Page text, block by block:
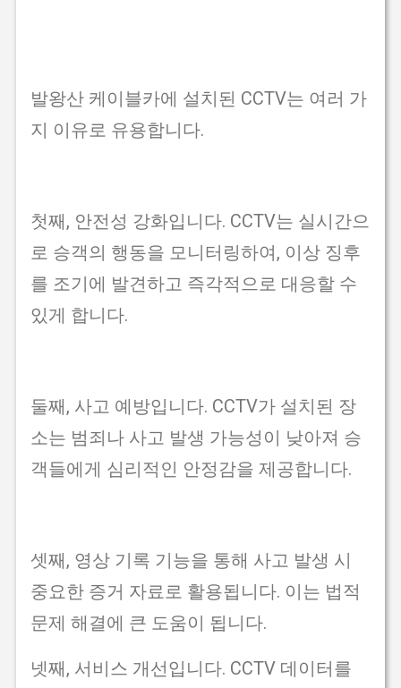
발왕산 케이블카에 설치된 CCTV는 여러 가
지 이유로 유용합니다.
첫째, 안전성 강화입니다. CCTV는 실시간으
로 승객의 행동을 모니터링하여, 이상 징후
를 조기에 발견하고 즉각적으로 대응할 수
있게 합니다.
둘째, 사고 예방입니다. CCTV가 설치된 장
소는 범죄나 사고 발생 가능성이 낮아져 승
객들에게 심리적인 안정감을 제공합니다.
셋째, 영상 기록 기능을 통해 사고 발생 시
중요한 증거 자료로 활용됩니다. 이는 법적
문제 해결에 큰 도움이 됩니다.
넷째, 서비스 개선입니다. CCTV 데이터를